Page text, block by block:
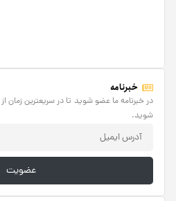
خبرنامه
در خبرنامه ما عضو شوید تا در سریعترین زمان
شوید.
عضویت